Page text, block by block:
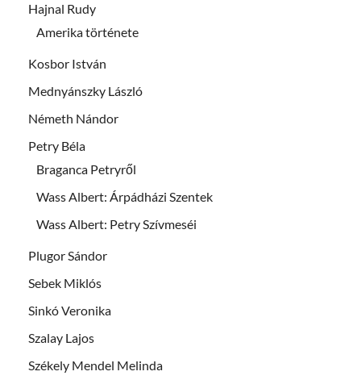
Hajnal Rudy
Amerika története
Kosbor István
Mednyánszky László
Németh Nándor
Petry Béla
Braganca Petryről
Wass Albert: Árpádházi Szentek
Wass Albert: Petry Szívmeséi
Plugor Sándor
Sebek Miklós
Sinkó Veronika
Szalay Lajos
Székely Mendel Melinda